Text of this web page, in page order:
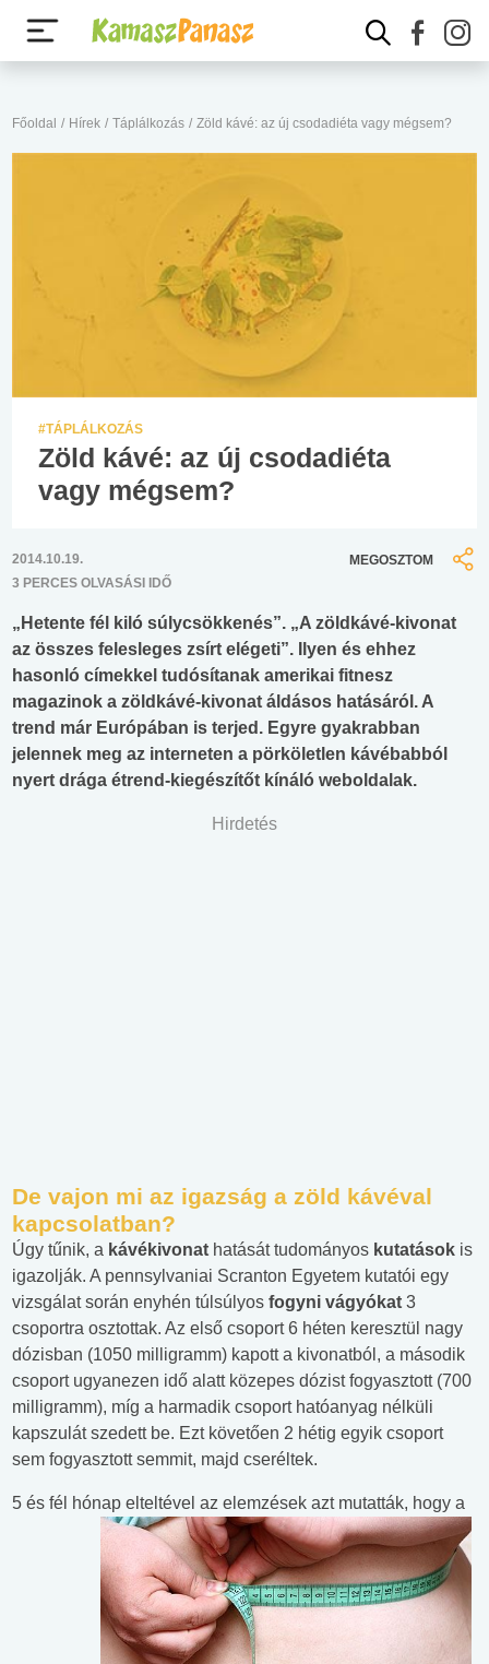
Főoldal / Hírek / Táplálkozás / Zöld kávé: az új csodadiéta vagy mégsem?
#TÁPLÁLKOZÁS
Zöld kávé: az új csodadiéta
vagy mégsem?
2014.10.19.
3 PERCES OLVASÁSI IDŐ
MEGOSZTOM
„Hetente fél kiló súlycsökkenés”. „A zöldkávé-kivonat
az összes felesleges zsírt elégeti”. Ilyen és ehhez
hasonló címekkel tudósítanak amerikai fitnesz
magazinok a zöldkávé-kivonat áldásos hatásáról. A
trend már Európában is terjed. Egyre gyakrabban
jelennek meg az interneten a pörköletlen kávébabból
nyert drága étrend-kiegészítőt kínáló weboldalak.
Hirdetés
De vajon mi az igazság a zöld kávéval
kapcsolatban?
Úgy tűnik, a kávékivonat hatását tudományos kutatások is
igazolják. A pennsylvaniai Scranton Egyetem kutatói egy
vizsgálat során enyhén túlsúlyos fogyni vágyókat 3
csoportra osztottak. Az első csoport 6 héten keresztül nagy
dózisban (1050 milligramm) kapott a kivonatból, a második
csoport ugyanezen idő alatt közepes dózist fogyasztott (700
milligramm), míg a harmadik csoport hatóanyag nélküli
kapszulát szedett be. Ezt követően 2 hétig egyik csoport
sem fogyasztott semmit, majd cseréltek.
5 és fél hónap elteltével az elemzések azt mutatták, hogy a